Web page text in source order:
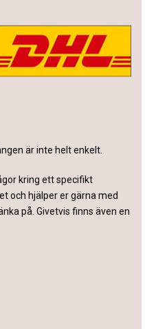
är inte helt enkelt.
kring ett specifikt
och hjälper er gärna med
på. Givetvis finns även en